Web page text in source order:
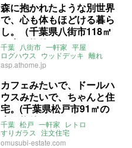
森に抱かれたような別世界
で、心も体もほどける暮ら
し。（千葉県八街市118㎡
の売買物件）
千葉 八街市 一軒家 平屋
ログハウス
ウッドデッキ 離れ
別荘
庭 売買
asp.athome.jp
カフェみたいで、ドールハ
ウスみたいで、ちゃんと住
宅。(千葉県松戸市91㎡の
売買物件)
千葉 松戸 一軒家 レトロ
すりガラス 注文住宅
ウッドデッキ 大家女子
omusubi-estate.com